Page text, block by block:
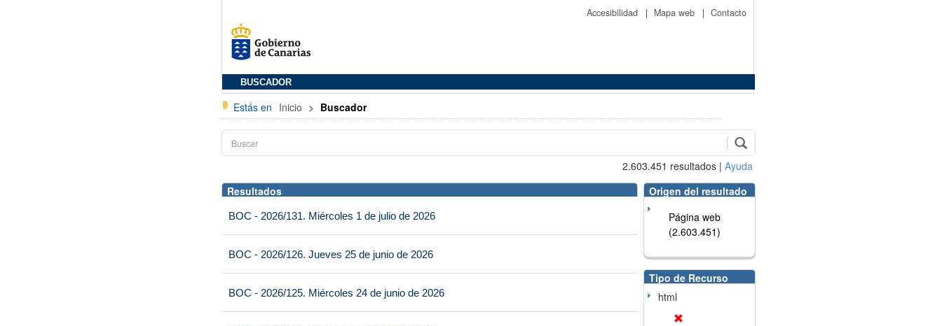
Accesibilidad | Mapa web | Contacto
BUSCADOR
Estás en Inicio > Buscador
2.603.451 resultados | Ayuda
Resultados
BOC - 2026/131. Miércoles 1 de julio de 2026
BOC - 2026/126. Jueves 25 de junio de 2026
BOC - 2026/125. Miércoles 24 de junio de 2026
Origen del resultado
Página web
(2.603.451)
Tipo de Recurso
html